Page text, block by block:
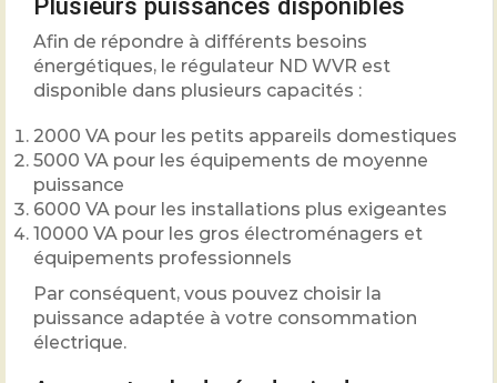
Afin de répondre à différents besoins
énergétiques, le régulateur ND WVR est
disponible dans plusieurs capacités :
2000 VA pour les petits appareils domestiques
5000 VA pour les équipements de moyenne
puissance
6000 VA pour les installations plus exigeantes
10000 VA pour les gros électroménagers et
équipements professionnels
Par conséquent, vous pouvez choisir la
puissance adaptée à votre consommation
électrique.